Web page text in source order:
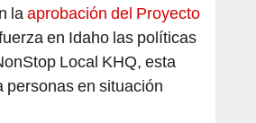
laaprobación del Proyecto
en Idaho las políticas
Local KHQ, esta
personas en situación